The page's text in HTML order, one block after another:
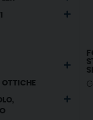
OTTICHE